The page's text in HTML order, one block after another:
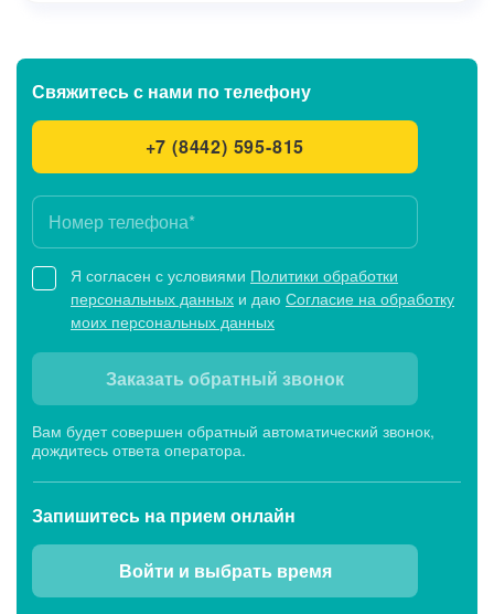
Свяжитесь с нами по телефону
+7 (8442) 595-815
Я согласен с условиями Политики обработки
персональных данных и даю Согласие на обработку
моих персональных данных
Заказать обратный звонок
Вам будет совершен обратный автоматический звонок,
дождитесь ответа оператора.
Запишитесь на прием онлайн
Войти и выбрать время